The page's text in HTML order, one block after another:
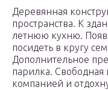
Деревянная
пространства. К
летнюю кухню.
посидеть в кругу
Дополнительное
парилка. Свободная
компанией и